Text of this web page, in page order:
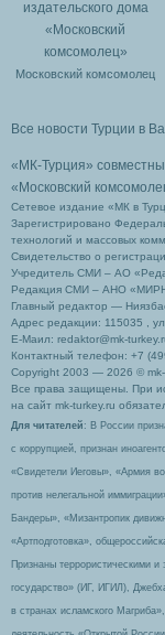
Московский комсомолец
Все новости Турции в
«МК-Турция»
«Московский
Сетевое издание «МК в
Зарегистрировано
технологий и массовых
Свидетельство о
Учредитель СМИ – АО
Редакция СМИ – АНО
Главный редактор —
Адрес редакции: 115035 ,
Е-Маил: redaktor@mk-
Контактный телефон: +7
Copyright 2003 — 2026 © mk-
Все права защищены. При
на сайт mk-turkey.ru
Для читателей : В России
с коррупцией, признан
«Свидетели Иеговы», «Армия
против нелегальной
Бандеры», «Мизантропик
«Артподготовка»,
Признаны террористическими
государство» (ИГ, ИГИЛ),
в странах исламского